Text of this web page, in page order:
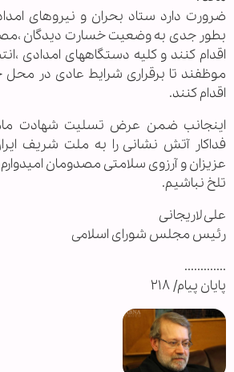
ضرورت دارد ستاد بحران و نیروهای
بطور جدی به وضعیت خسارت دیدگان
اقدام کنند و کلیه دستگاههای امدادی
موظفند تا برقراری شرایط عادی در محل
اقدام کنند.
اینجانب ضمن عرض تسلیت شهادت
فداکار آتش نشانی را به ملت شریف
عزیزان و آرزوی سلامتی مصدومان
تلخ نباشیم.
علی لاریجانی
رئیس مجلس شورای اسلامی
.............
پایان پیام/ ۲۱۸